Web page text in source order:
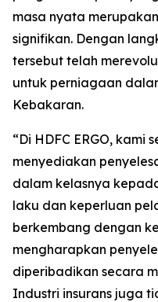
masa nyata
signifikan. Dengan
tersebut telah
untuk perniagaan
Kebakaran.
“Di HDFC ERGO, kami
menyediakan
dalam kelasnya
laku dan keperluan
berkembang dengan
mengharapkan
diperibadikan secara
Industri insurans juga